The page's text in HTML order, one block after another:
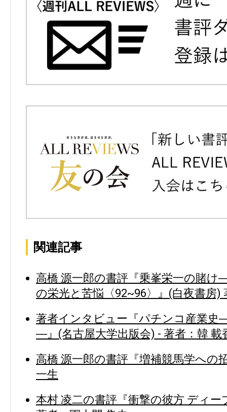
関連記事
高橋 源一郎の書評『乗峯栄一の賭
の栄光と苦悩〈92~96〉』(白夜書房)
著者インタビュー『パチンコ産業史
―』(名古屋大学出版会) - 著者：韓 載
高橋 源一郎の書評『増補競馬学への
一生
本村 凌二の書評『衝撃の彼方 ディ